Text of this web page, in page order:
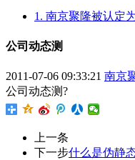
1. 南京聚隆被认定
公司动态测
2011-07-06 09:33:21 南京
公司动态测?
上一条
下一步什么是伪静